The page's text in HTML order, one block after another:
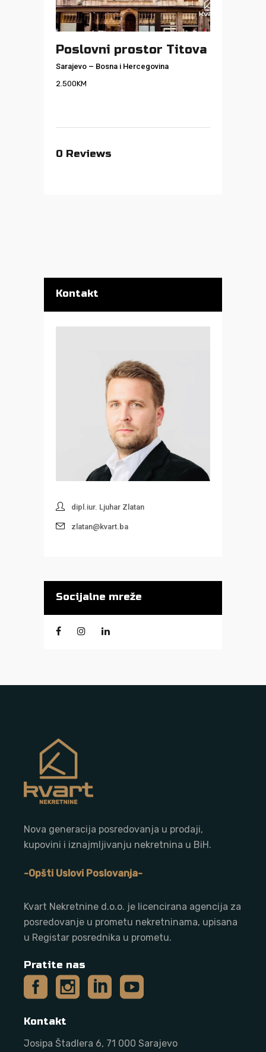
Poslovni prostor Titova
Sarajevo – Bosna i Hercegovina
2.500KM
0 Reviews
Kontakt
dipl.iur. Ljuhar Zlatan
zlatan@kvart.ba
Socijalne mreže
Nova generacija posredovanja u prodaji,
kupovini i iznajmljivanju nekretnina u BiH.
-Opšti Uslovi Poslovanja-
Kvart Nekretnine d.o.o. je licencirana agencija za
posredovanje u prometu nekretninama, upisana
u Registar posrednika u prometu.
Pratite nas
Kontakt
Josipa Štadlera 6, 71 000 Sarajevo